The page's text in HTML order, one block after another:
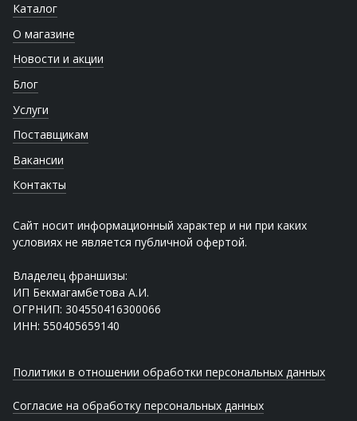
Каталог
О магазине
Новости и акции
Блог
Услуги
Поставщикам
Вакансии
Контакты
Сайт носит информационный характер и ни при каких
условиях не является публичной офертой.
Владелец франшизы:
ИП Бекмагамбетова А.И.
ОГРНИП: 304550416300066
ИНН: 550405659140
Политики в отношении обработки персональных данных
Согласие на обработку персональных данных